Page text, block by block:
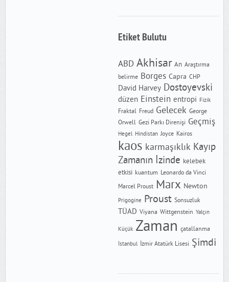
Etiket Bulutu
ABD Akhisar An Araştırma
belirme Borges Capra CHP
David Harvey Dostoyevski
düzen Einstein entropi Fizik
Fraktal Freud Gelecek George
Orwell Gezi Parkı Direnişi Geçmiş
Hegel Hindistan Joyce Kairos
kaos karmaşıklık Kayıp
Zamanın İzinde kelebek
etkisi kuantum Leonardo da Vinci
Marcel Proust Marx Newton
Prigogine Proust Sonsuzluk
TÜAD Viyana Wittgenstein Yalçın
Küçük Zaman çatallanma
İstanbul İzmir Atatürk Lisesi Şimdi